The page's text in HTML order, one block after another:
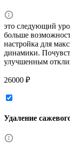
это следующий
больше
настройка для
динамики.
улучшенным
26000 ₽
Удаление